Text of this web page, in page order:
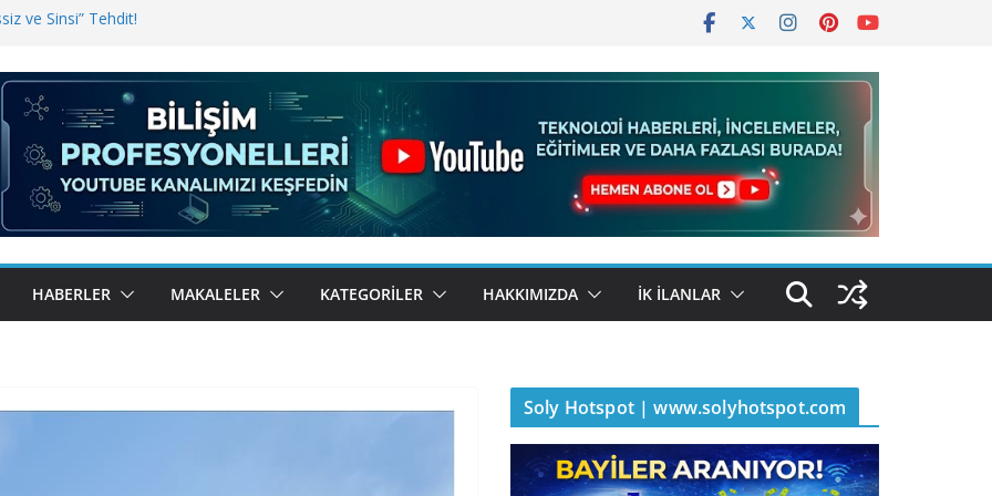
ve Sinsi” Tehdit!
Bugün BulutTahsilat’ta
Kemal Oral Tüm Sorularımızı
HABERLER MAKALELER KATEGORILER HAKKIMIZDA İK İLANLAR
Soly Hotspot | www.solyhotspot.com